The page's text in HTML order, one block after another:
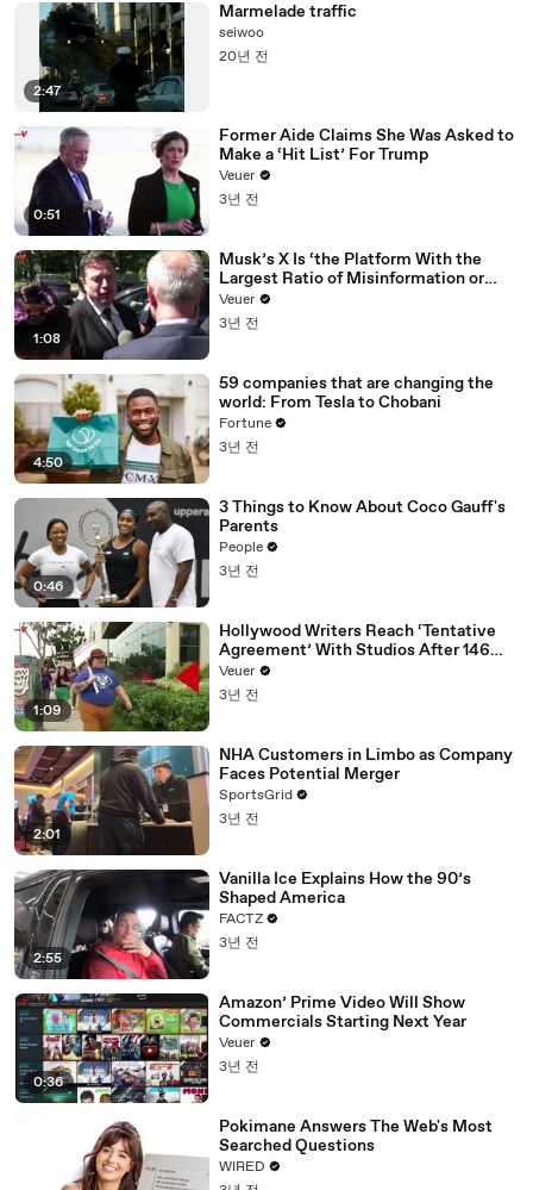
2:47
Marmelade traffic
seiwoo
20년 전
0:51
Former Aide Claims She Was Asked to
Make a ‘Hit List’ For Trump
Veuer
3년 전
1:08
Musk’s X Is ‘the Platform With the
Largest Ratio of Misinformation or
Disinformation’ Amongst All Social
Media Platforms
Veuer
3년 전
4:50
59 companies that are changing the
world: From Tesla to Chobani
Fortune
3년 전
0:46
3 Things to Know About Coco Gauff's
Parents
People
3년 전
1:09
Hollywood Writers Reach ‘Tentative
Agreement’ With Studios After 146
Day Strike
Veuer
3년 전
2:01
NHA Customers in Limbo as Company
Faces Potential Merger
SportsGrid
3년 전
2:55
Vanilla Ice Explains How the 90’s
Shaped America
FACTZ
3년 전
0:36
Amazon’ Prime Video Will Show
Commercials Starting Next Year
Veuer
3년 전
Pokimane Answers The Web's Most
Searched Questions
WIRED